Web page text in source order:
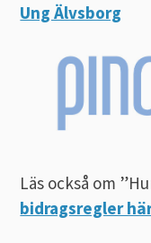
Ung Älvsborg
Läs också om
bidragsregler